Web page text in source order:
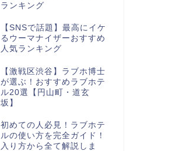
ランキング
【SNSで話題】最高にイケ
るウーマナイザーおすすめ
人気ランキング
【激戦区渋谷】ラブホ博士
が選ぶ！おすすめラブホテ
ル20選【円山町・道玄
坂】
初めての人必見！ラブホテ
ルの使い方を完全ガイド！
入り方から全て解説しま